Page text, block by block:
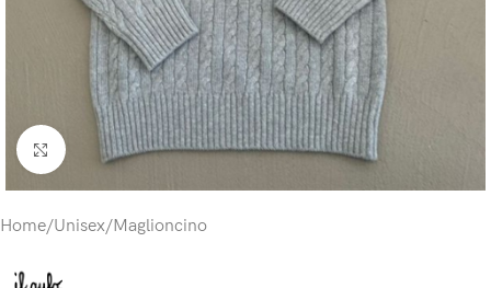
Click to enlarge
Home/Unisex/Maglioncino